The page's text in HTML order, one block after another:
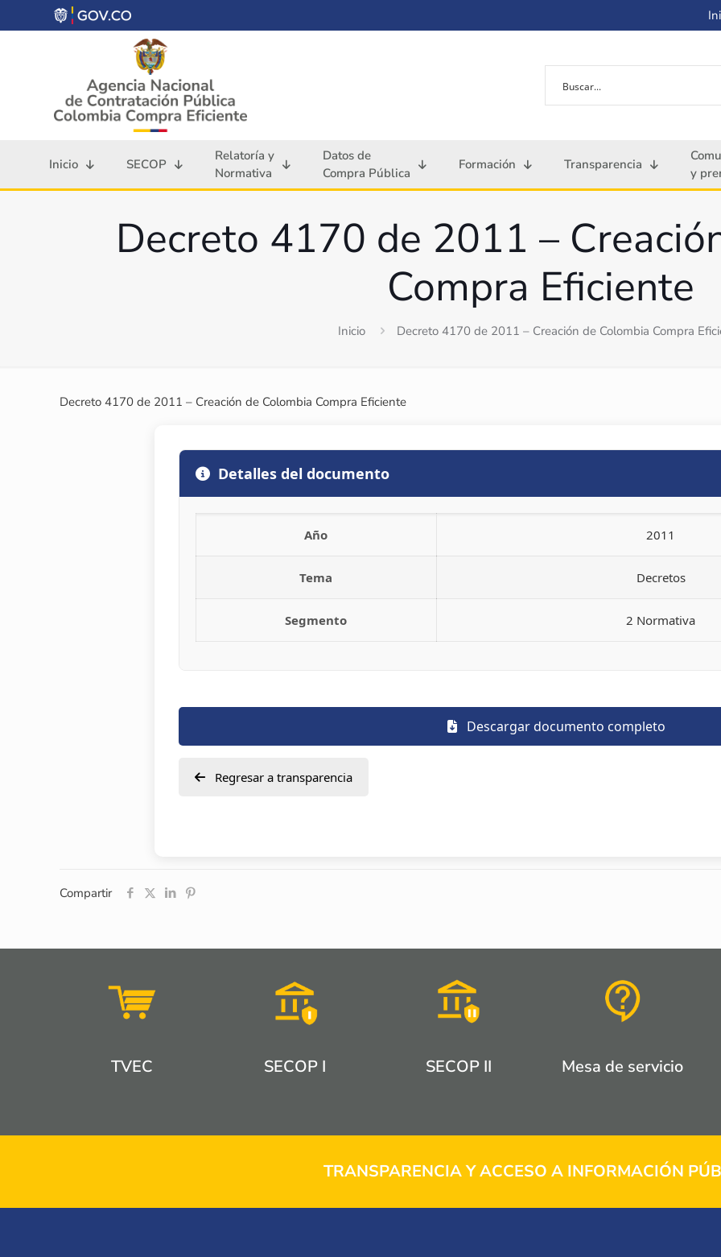
Inicio SECOP
Relatoría y
Normativa
Datos de
Compra Pública
Formación Transparencia
y
Decreto 4170 de 2011 –
Compra Eficiente
Inicio Decreto 4170 de 2011 – Creación de Colombia Compra
Decreto 4170 de 2011 – Creación de Colombia Compra Eficiente
Detalles del documento
Año 2011
Tema Decretos
Segmento 2 Normativa
Descargar documento completo
Regresar a transparencia
Compartir
TVEC SECOP I SECOP II Mesa de servicio
TRANSPARENCIA Y ACCESO A INFORMACIÓN